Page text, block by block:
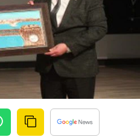
Bingöl
Bitlis
Bolu
Burdur
Bursa
Çanakkale